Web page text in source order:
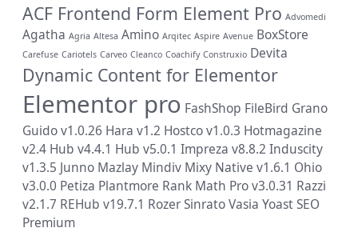
ACF Frontend Form Element Pro Advomedi
Agatha Agria Altesa Amino Arqitec Aspire Avenue BoxStore
Carefuse Cariotels Carveo Cleanco Coachify Construxio Devita
Dynamic Content for Elementor
Elementor pro FashShop FileBird Grano
Guido v1.0.26 Hara v1.2 Hostco v1.0.3 Hotmagazine
v2.4 Hub v4.4.1 Hub v5.0.1 Impreza v8.8.2 Induscity
v1.3.5 Junno Mazlay Mindiv Mixy Native v1.6.1 Ohio
v3.0.0 Petiza Plantmore Rank Math Pro v3.0.31 Razzi
v2.1.7 REHub v19.7.1 RozerSinratoVasia Yoast SEO
Premium